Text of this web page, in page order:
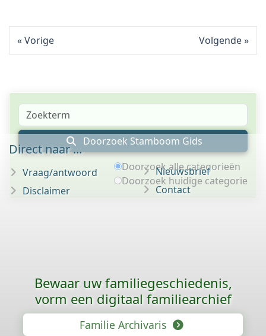
Vorige Volgende
Doorzoek Stamboom Gids
Doorzoek alle categorieën
Doorzoek huidige categorie
Direct naar ...
Vraag/antwoord
Disclaimer
Nieuwsbrief
Contact
Bewaar uw familie­geschiedenis,
vorm een digitaal familiearchief
Familie Archivaris